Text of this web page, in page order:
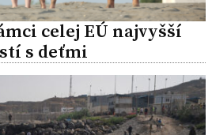
celej EÚ najvyšší
s deťmi